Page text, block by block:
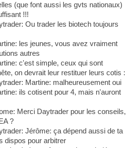
(que font aussi les gvts nationaux)
!!!
Ou trader les biotech toujours
les jeunes, vous avez vraiment
autres
c'est simple, ceux qui sont
on devrait leur restituer leurs cotis :
Martine: malheureusement oui
ils cotisent pour 4, mais n'auront
Merci Daytrader pour les conseils,
?
Jérôme: ça dépend aussi de ta
dispos pour arbitrer